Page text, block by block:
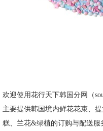
欢迎使用花行天下韩国分网（
主要提供韩国境内鲜花花束、
糕、兰花&绿植的订购与配送服